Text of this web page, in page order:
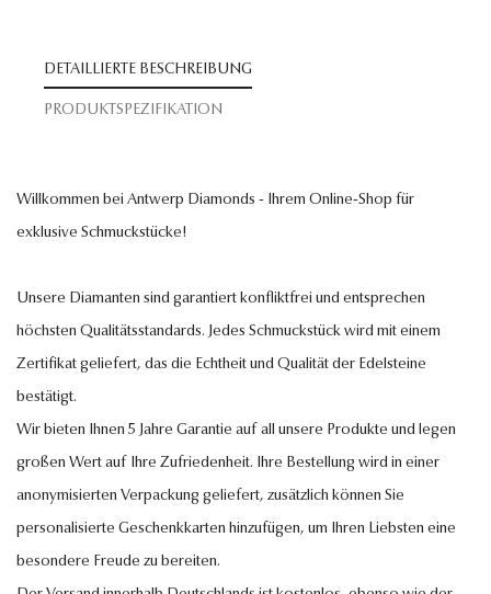
DETAILLIERTE BESCHREIBUNG
PRODUKTSPEZIFIKATION
Willkommen bei Antwerp Diamonds - Ihrem Online-Shop für
exklusive Schmuckstücke!
Unsere Diamanten sind garantiert konfliktfrei und entsprechen
höchsten Qualitätsstandards. Jedes Schmuckstück wird mit einem
Zertifikat geliefert, das die Echtheit und Qualität der Edelsteine
bestätigt.
Wir bieten Ihnen 5 Jahre Garantie auf all unsere Produkte und legen
großen Wert auf Ihre Zufriedenheit. Ihre Bestellung wird in einer
anonymisierten Verpackung geliefert, zusätzlich können Sie
personalisierte Geschenkkarten hinzufügen, um Ihren Liebsten eine
besondere Freude zu bereiten.